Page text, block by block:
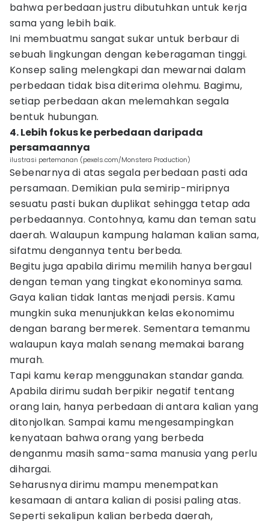
bahwa perbedaan justru dibutuhkan untuk kerja
sama yang lebih baik.
Ini membuatmu sangat sukar untuk berbaur di
sebuah lingkungan dengan keberagaman tinggi.
Konsep saling melengkapi dan mewarnai dalam
perbedaan tidak bisa diterima olehmu. Bagimu,
setiap perbedaan akan melemahkan segala
bentuk hubungan.
4. Lebih fokus ke perbedaan daripada
persamaannya
ilustrasi pertemanan (pexels.com/Monstera Production)
Sebenarnya di atas segala perbedaan pasti ada
persamaan. Demikian pula semirip-miripnya
sesuatu pasti bukan duplikat sehingga tetap ada
perbedaannya. Contohnya, kamu dan teman satu
daerah. Walaupun kampung halaman kalian sama,
sifatmu dengannya tentu berbeda.
Begitu juga apabila dirimu memilih hanya bergaul
dengan teman yang tingkat ekonominya sama.
Gaya kalian tidak lantas menjadi persis. Kamu
mungkin suka menunjukkan kelas ekonomimu
dengan barang bermerek. Sementara temanmu
walaupun kaya malah senang memakai barang
murah.
Tapi kamu kerap menggunakan standar ganda.
Apabila dirimu sudah berpikir negatif tentang
orang lain, hanya perbedaan di antara kalian yang
ditonjolkan. Sampai kamu mengesampingkan
kenyataan bahwa orang yang berbeda
denganmu masih sama-sama manusia yang perlu
dihargai.
Seharusnya dirimu mampu menempatkan
kesamaan di antara kalian di posisi paling atas.
Seperti sekalipun kalian berbeda daerah,